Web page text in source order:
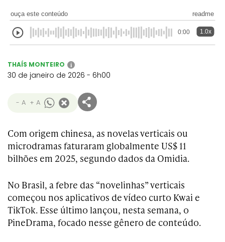
ouça este conteúdo readme
0:00 1.0x
THAÍS MONTEIRO i
30 de janeiro de 2026 - 6h00
- A + A
Com origem chinesa, as novelas verticais ou
microdramas faturaram globalmente US$ 11
bilhões em 2025, segundo dados da Omidia.
No Brasil, a febre das “novelinhas” verticais
começou nos aplicativos de vídeo curto Kwai e
TikTok. Esse último lançou, nesta semana, o
PineDrama, focado nesse gênero de conteúdo.